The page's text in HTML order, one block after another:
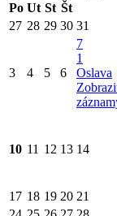
Po Ut St Št
27 28 29 30 31
3 4 5 6
7
1
Oslava
10 11 12 13 14
17 18 19 20 21